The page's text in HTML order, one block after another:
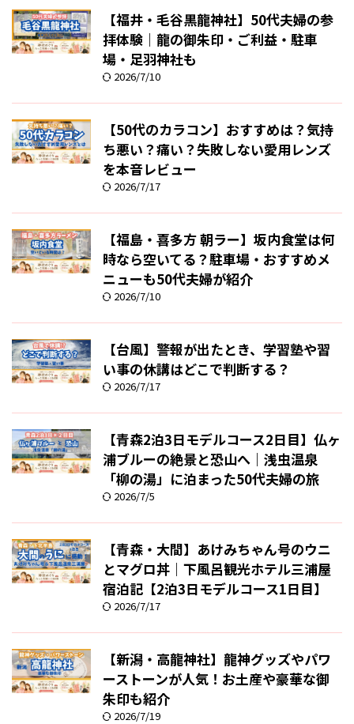
【福井・毛谷黒龍神社】50代夫婦の参
拝体験｜龍の御朱印・ご利益・駐車
場・足羽神社も
2026/7/10
【50代のカラコン】おすすめは？気持
ち悪い？痛い？失敗しない愛用レンズ
を本音レビュー
2026/7/17
【福島・喜多方 朝ラー】坂内食堂は何
時なら空いてる？駐車場・おすすめメ
ニューも50代夫婦が紹介
2026/7/10
【台風】警報が出たとき、学習塾や習
い事の休講はどこで判断する？
2026/7/17
【青森2泊3日モデルコース2日目】仏ヶ
浦ブルーの絶景と恐山へ｜浅虫温泉
「柳の湯」に泊まった50代夫婦の旅
2026/7/5
【青森・大間】あけみちゃん号のウニ
とマグロ丼｜下風呂観光ホテル三浦屋
宿泊記【2泊3日モデルコース1日目】
2026/7/17
【新潟・高龍神社】龍神グッズやパワ
ーストーンが人気！お土産や豪華な御
朱印も紹介
2026/7/19